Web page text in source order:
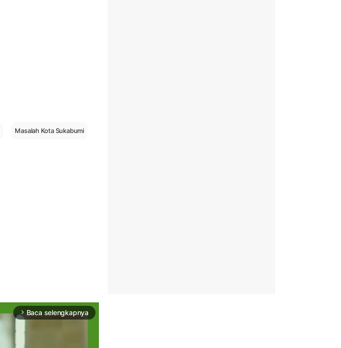
Masalah Kota Sukabumi
arrow_forward_ios Baca selengkapnya